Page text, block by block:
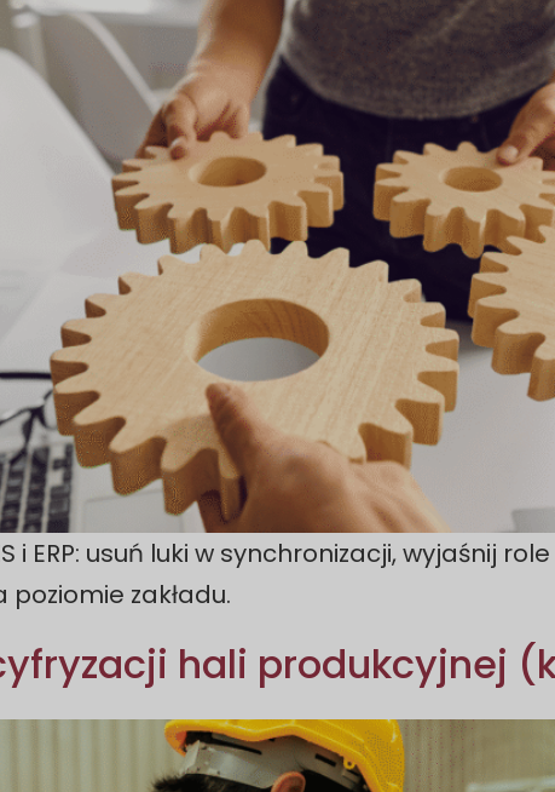
i ERP: usuń luki w synchronizacji, wyjaśnij
zakładu.
hali produkcyjnej